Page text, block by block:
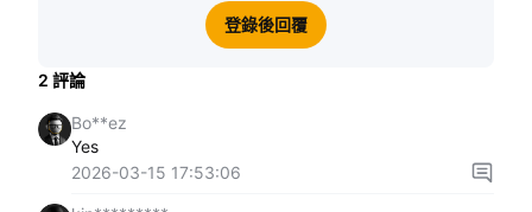
登錄後回覆
2 評論
Bo**ez
Yes
2026-03-15 17:53:06